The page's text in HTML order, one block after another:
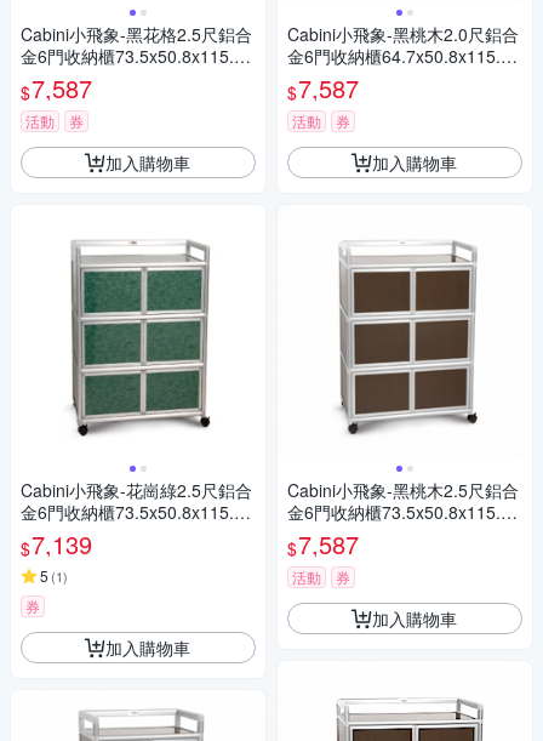
Cabini小飛象-黑花格2.5尺鋁合
金6門收納櫃73.5x50.8x115.3c
m
$7,587
活動 券
加入購物車
Cabini小飛象-花崗綠2.5尺鋁合
金6門收納櫃73.5x50.8x115.3c
m
$7,139
5 (1)
券
加入購物車
Cabini小飛象-黑桃木2.0尺鋁合
金6門收納櫃64.7x50.8x115.3c
m
$7,587
活動 券
加入購物車
Cabini小飛象-黑桃木2.5尺鋁合
金6門收納櫃73.5x50.8x115.3c
m
$7,587
活動 券
加入購物車